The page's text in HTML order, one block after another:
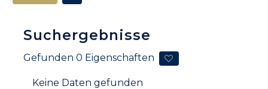
Suchergebnisse
Gefunden 0 Eigenschaften
Keine Daten gefunden